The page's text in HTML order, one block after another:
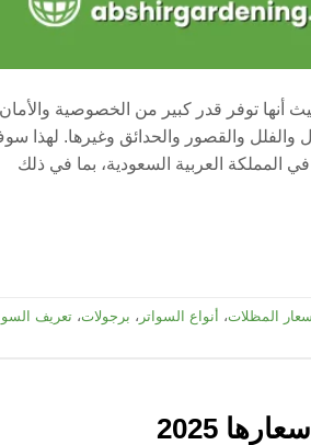
أنها توفر قدر كبير من الخصوصية
والفلل والقصور والحدائق وغيرها. لهذا
المملكة العربية السعودية، بما في ذلك
المظلات، أنواع السواتر ، برجولات، تعريف
2025